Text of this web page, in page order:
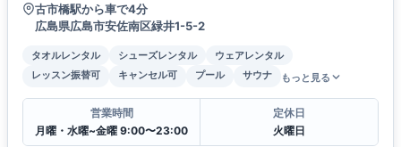
古市橋駅から車で4分
広島県広島市安佐南区緑井1-5-2
タオルレンタル シューズレンタル
ウェアレンタル
レッスン振替可
キャンセル可 プール サウナ もっと見る
営業時間
月曜・水曜~金曜 9:00〜23:00
定休日
火曜日